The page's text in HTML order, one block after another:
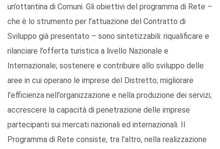
un’ottantina di Comuni. Gli obiettivi del programma di Rete –
che è lo strumento per l’attuazione del Contratto di
Sviluppo già presentato – sono sintetizzabili: riqualificare e
rilanciare l’offerta turistica a livello Nazionale e
Internazionale; sostenere e contribuire allo sviluppo delle
aree in cui operano le imprese del Distretto; migliorare
l’efficienza nell’organizzazione e nella produzione dei servizi;
accrescere la capacità di penetrazione delle imprese
partecipanti sui mercati nazionali ed internazionali. Il
Programma di Rete consiste, tra l’altro, nella realizzazione